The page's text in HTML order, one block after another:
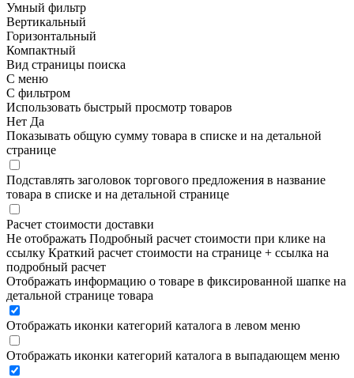
Умный фильтр
Вертикальный
Горизонтальный
Компактный
Вид страницы поиска
С меню
С фильтром
Использовать быстрый просмотр товаров
Нет Да
Показывать общую сумму товара в списке и на детальной
странице
Подставлять заголовок торгового предложения в название
товара в списке и на детальной странице
Расчет стоимости доставки
Не отображать Подробный расчет стоимости при клике на
ссылку Краткий расчет стоимости на странице + ссылка на
подробный расчет
Отображать информацию о товаре в фиксированной шапке на
детальной странице товара
Отображать иконки категорий каталога в левом меню
Отображать иконки категорий каталога в выпадающем меню